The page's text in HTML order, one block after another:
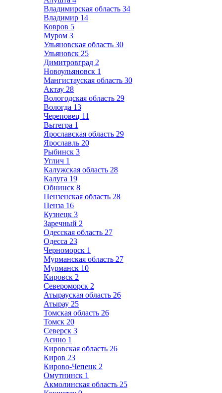
Владимирская область 34
Владимир 14
Ковров 5
Муром 3
Ульяновская область 30
Ульяновск 25
Димитровград 2
Новоульяновск 1
Мангистауская область 30
Актау 28
Вологодская область 29
Вологда 13
Череповец 11
Вытегра 1
Ярославская область 29
Ярославль 20
Рыбинск 3
Углич 1
Калужская область 28
Калуга 19
Обнинск 8
Пензенская область 28
Пенза 16
Кузнецк 3
Заречный 2
Одесская область 27
Одесса 23
Черноморск 1
Мурманская область 27
Мурманск 10
Кировск 2
Североморск 2
Атырауская область 26
Атырау 25
Томская область 26
Томск 20
Северск 3
Асино 1
Кировская область 26
Киров 23
Кирово-Чепецк 2
Омутнинск 1
Акмолинская область 25